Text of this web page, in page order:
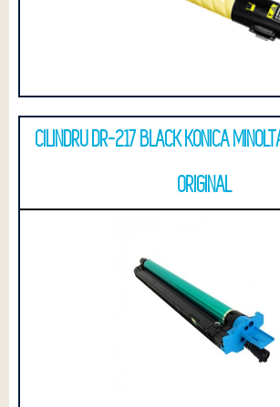
CILINDRU DR-217 BLACK KONICA
ORIGINAL